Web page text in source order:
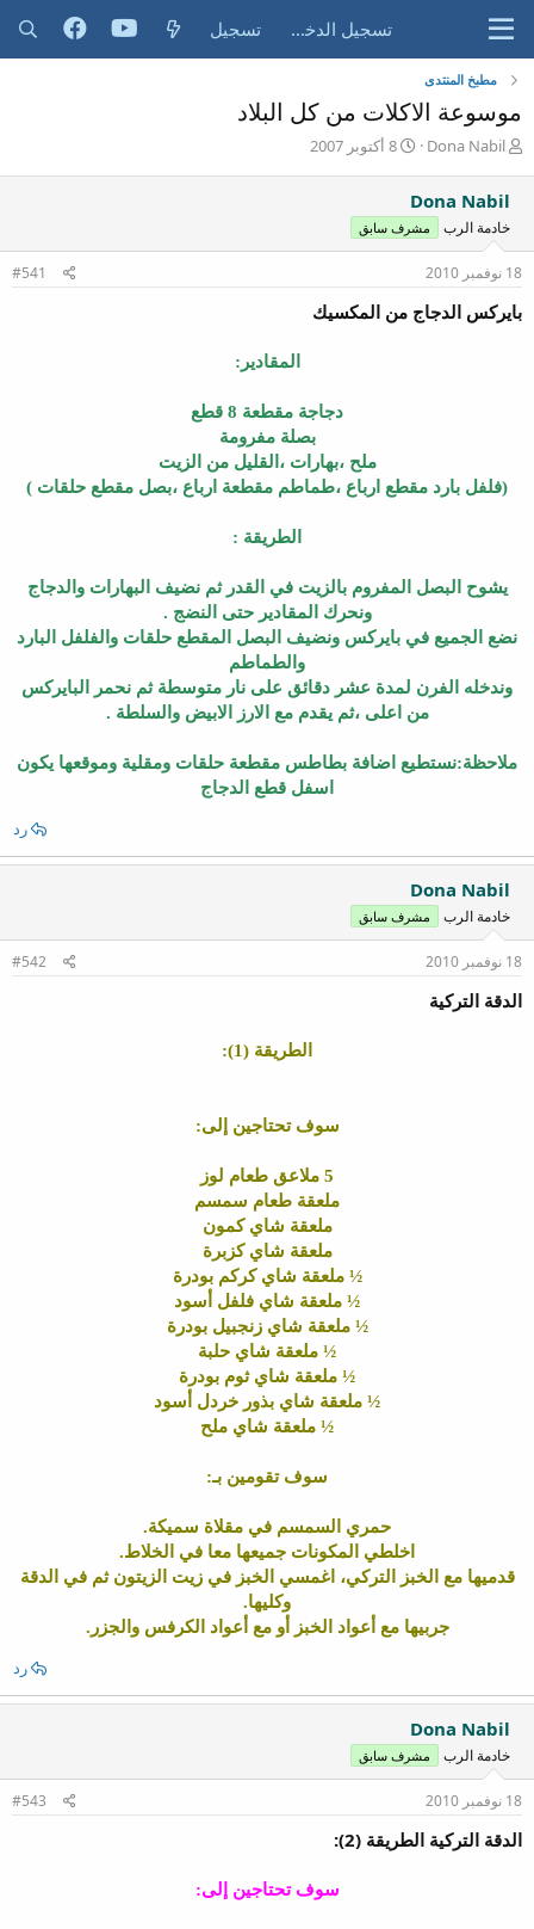
تسجيل الدخول تسجيل
مطبخ المنتدى
موسوعة الاكلات من كل البلاد
ب
ئ
ا
ل
م
ض
Dona Nabil
ت
خ
ا
د
8 أكتوبر 2007
Dona Nabil
خادمة الرب مشرف سابق
18 نوفمبر 2010 #541
بايركس الدجاج من المكسيك
المقادير:
دجاجة مقطعة 8 قطع
بصلة مفرومة
ملح ،بهارات ،القليل من الزيت
(فلفل بارد مقطع ارباع ،طماطم مقطعة ارباع ،بصل مقطع حلقات )
الطريقة :
يشوح البصل المفروم بالزيت في القدر ثم نضيف البهارات والدجاج
ونحرك المقادير حتى النضج .
نضع الجميع في بايركس ونضيف البصل المقطع حلقات والفلفل البارد
والطماطم
وندخله الفرن لمدة عشر دقائق على نار متوسطة ثم نحمر البايركس
من اعلى ،ثم يقدم مع الارز الابيض والسلطة .
ملاحظة:نستطيع اضافة بطاطس مقطعة حلقات ومقلية وموقعها يكون
اسفل قطع الدجاج
رد
Dona Nabil
خادمة الرب مشرف سابق
18 نوفمبر 2010 #542
الدقة التركية
الطريقة (1):
سوف تحتاجين إلى:
5 ملاعق طعام لوز
ملعقة طعام سمسم
ملعقة شاي كمون
ملعقة شاي كزبرة
½ ملعقة شاي كركم بودرة
½ ملعقة شاي فلفل أسود
½ ملعقة شاي زنجبيل بودرة
½ ملعقة شاي حلبة
½ ملعقة شاي ثوم بودرة
½ ملعقة شاي بذور خردل أسود
½ ملعقة شاي ملح
سوف تقومين بـ:
حمري السمسم في مقلاة سميكة.
اخلطي المكونات جميعها معا في الخلاط.
قدميها مع الخبز التركي، اغمسي الخبز في زيت الزيتون ثم في الدقة
وكليها.
جربيها مع أعواد الخبز أو مع أعواد الكرفس والجزر.
رد
Dona Nabil
خادمة الرب مشرف سابق
18 نوفمبر 2010 #543
الدقة التركية الطريقة (2):
سوف تحتاجين إلى: